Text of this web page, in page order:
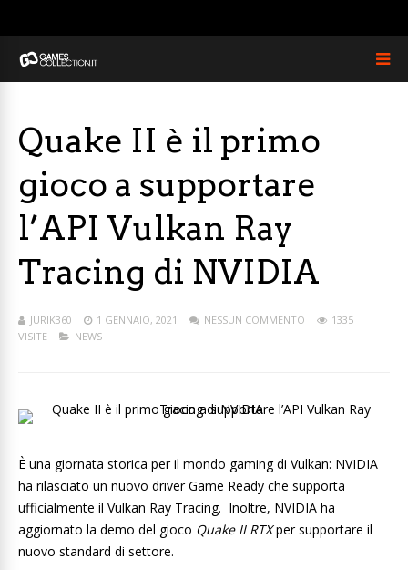
Quake II è il primo
gioco a supportare
l’API Vulkan Ray
Tracing di NVIDIA
JURIK360 1 GENNAIO, 2021 NESSUN COMMENTO
1335
VISITE
NEWS
È una giornata storica per il mondo gaming di Vulkan: NVIDIA
ha rilasciato un nuovo driver Game Ready che supporta
ufficialmente il Vulkan Ray Tracing. Inoltre, NVIDIA ha
aggiornato la demo del gioco Quake II RTXper supportare il
nuovo standard di settore.